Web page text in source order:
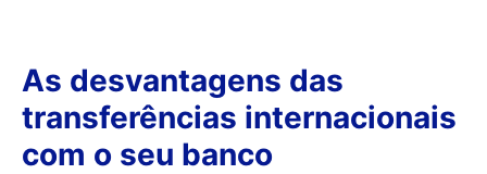
As desvantagens das
transferências internacionais
com o seu banco